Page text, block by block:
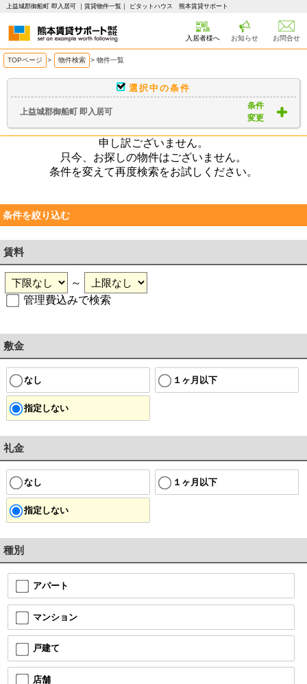
上益城郡御船町 即入居可 ｜賃貸物件一覧｜ ピタットハウス 熊本賃貸サポート
入居者様へ お知らせ お問合せ
TOPページ > 物件検索 > 物件一覧
選択中の条件
上益城郡御船町 即入居可
条件
変更
申し訳ございません。
只今、お探しの物件はございません。
条件を変えて再度検索をお試しください。
条件を絞り込む
賃料
～
管理費込みで検索
敷金
なし １ヶ月以下
指定しない
礼金
なし １ヶ月以下
指定しない
種別
アパート
マンション
戸建て
店舗